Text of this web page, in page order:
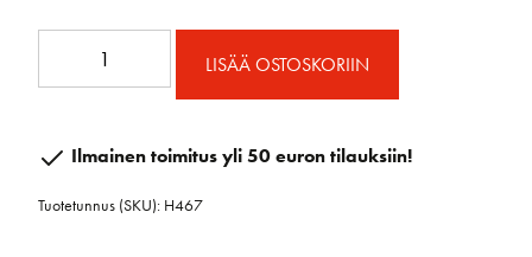
määrä
LISÄÄ OSTOSKORIIN
Ilmainen toimitus yli 50 euron tilauksiin!
Tuotetunnus (SKU): H467